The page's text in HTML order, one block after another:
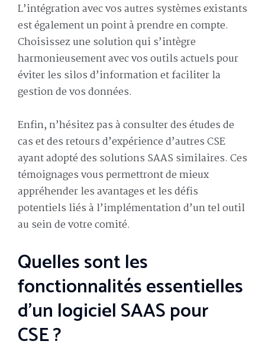
L’intégration avec vos autres systèmes existants
est également un point à prendre en compte.
Choisissez une solution qui s’intègre
harmonieusement avec vos outils actuels pour
éviter les silos d’information et faciliter la
gestion de vos données.
Enfin, n’hésitez pas à consulter des études de
cas et des retours d’expérience d’autres CSE
ayant adopté des solutions SAAS similaires. Ces
témoignages vous permettront de mieux
appréhender les avantages et les défis
potentiels liés à l’implémentation d’un tel outil
au sein de votre comité.
Quelles sont les
fonctionnalités essentielles
d’un logiciel SAAS pour
CSE ?